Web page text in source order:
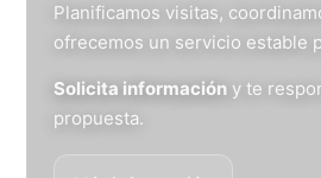
Planificamos visitas,
ofrecemos un servicio estable
Solicita información y te
propuesta.